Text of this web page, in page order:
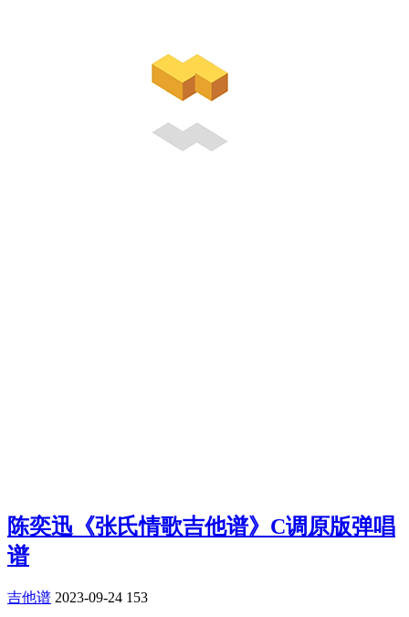
陈奕迅《张氏情歌吉他谱》C调原版弹唱
谱
吉他谱 2023-09-24 153